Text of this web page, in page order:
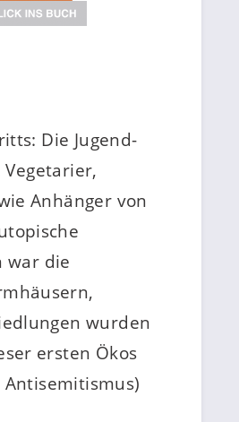
Die Jugend-
Anhänger von
war die
wurden
ersten Ökos